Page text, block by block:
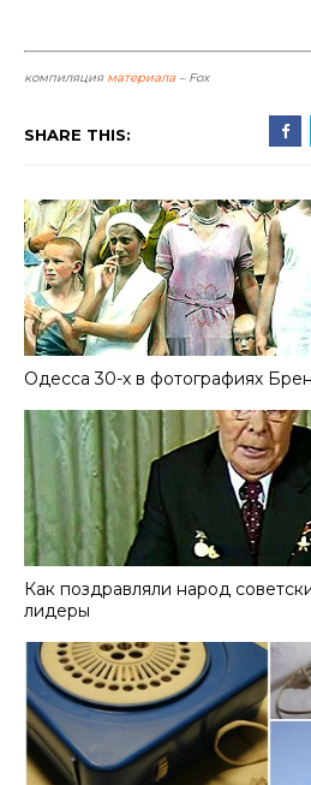
компиляция материала – Fox
SHARE THIS:
Одесса 30-х в фотографиях
Как поздравляли народ
лидеры